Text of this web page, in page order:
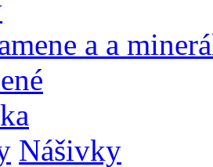
a a
Nášivky